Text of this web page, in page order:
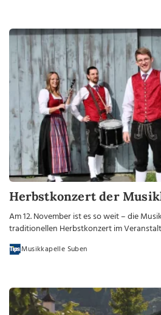
Herbstkonzert der
Am 12. November ist es so weit – die
traditionellen Herbstkonzert im
Musikkapelle Suben